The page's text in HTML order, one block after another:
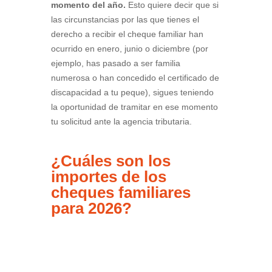
momento del año. Esto quiere decir que si
las circunstancias por las que tienes el
derecho a recibir el cheque familiar han
ocurrido en enero, junio o diciembre (por
ejemplo, has pasado a ser familia
numerosa o han concedido el certificado de
discapacidad a tu peque), sigues teniendo
la oportunidad de tramitar en ese momento
tu solicitud ante la agencia tributaria.
¿Cuáles son los
importes de los
cheques familiares
para 2026?